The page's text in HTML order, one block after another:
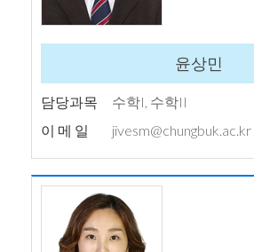
윤상민
담당과목
수학I, 수학II
이 메 일
jivesm@chungbuk.ac.kr